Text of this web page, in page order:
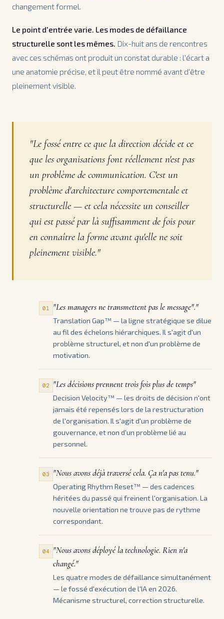
changement formel.
Le point d'entrée varie. Les modes de défaillance
structurelle sont les mêmes. Dix-huit ans de rencontres
avec ces schémas ont produit un constat durable : l'écart a
une anatomie précise, et il peut être nommé avant d'être
pleinement visible.
"Le fossé entre ce que la direction décide et ce
que les organisations font réellement n'est pas
un problème de communication. C'est un
problème d'architecture comportementale et
structurelle — et cela nécessite un conseiller
qui est passé par là suffisamment de fois pour
en connaître la forme avant qu'elle ne soit
pleinement visible."
01 "Les managers ne transmettent pas le message"."
Translation Gap™ — la ligne stratégique se dilue
au fil des échelons hiérarchiques. Il s'agit d'un
problème structurel, et non d'un problème de
motivation.
02 "Les décisions prennent trois fois plus de temps"
Decision Velocity™ — les droits de décision n'ont
jamais été repensés lors de la restructuration
de l'organisation. Il s'agit d'un problème de
gouvernance, et non d'un problème lié au
personnel.
03 "Nous avons déjà traversé cela. Ça n'a pas tenu."
Operating Rhythm Reset™ — des cadences
héritées du passé qui freinent l'organisation. La
nouvelle orientation ne trouve pas de rythme
correspondant.
04
"Nous avons déployé la technologie. Rien n'a
changé."
Les quatre modes de défaillance simultanément
— le fossé d'exécution de l'IA en 2026.
Mécanisme structurel, correction structurelle.